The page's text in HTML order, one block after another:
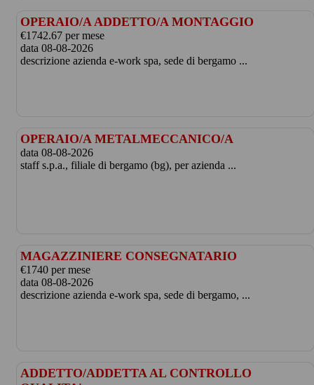
OPERAIO/A ADDETTO/A MONTAGGIO
€1742.67 per mese
data 08-08-2026
descrizione azienda e-work spa, sede di bergamo ...
OPERAIO/A METALMECCANICO/A
data 08-08-2026
staff s.p.a., filiale di bergamo (bg), per azienda ...
MAGAZZINIERE CONSEGNATARIO
€1740 per mese
data 08-08-2026
descrizione azienda e-work spa, sede di bergamo, ...
ADDETTO/ADDETTA AL CONTROLLO